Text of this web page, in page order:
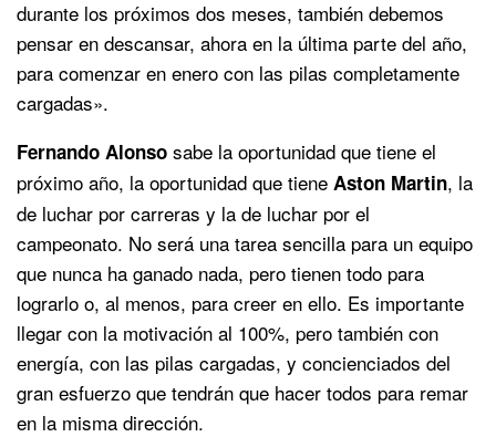
durante los próximos dos meses, también debemos
pensar en descansar, ahora en la última parte del año,
para comenzar en enero con las pilas completamente
cargadas».
Fernando Alonso sabe la oportunidad que tiene el
próximo año, la oportunidad que tiene Aston Martin, la
de luchar por carreras y la de luchar por el
campeonato. No será una tarea sencilla para un equipo
que nunca ha ganado nada, pero tienen todo para
lograrlo o, al menos, para creer en ello. Es importante
llegar con la motivación al 100%, pero también con
energía, con las pilas cargadas, y concienciados del
gran esfuerzo que tendrán que hacer todos para remar
en la misma dirección.